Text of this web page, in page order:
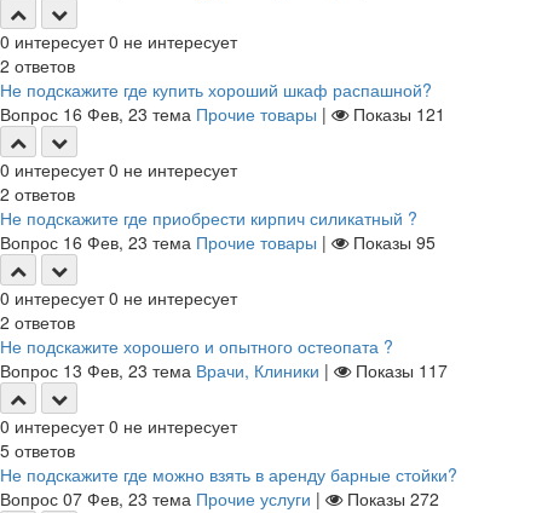
0 интересует 0 не интересует
2 ответов
Не подскажите где купить хороший шкаф распашной?
Вопрос 16 Фев, 23 тема Прочие товары | Показы 121
0 интересует 0 не интересует
2 ответов
Не подскажите где приобрести кирпич силикатный ?
Вопрос 16 Фев, 23 тема Прочие товары | Показы 95
0 интересует 0 не интересует
2 ответов
Не подскажите хорошего и опытного остеопата ?
Вопрос 13 Фев, 23 тема Врачи, Клиники | Показы 117
0 интересует 0 не интересует
5 ответов
Не подскажите где можно взять в аренду барные стойки?
Вопрос 07 Фев, 23 тема Прочие услуги | Показы 272